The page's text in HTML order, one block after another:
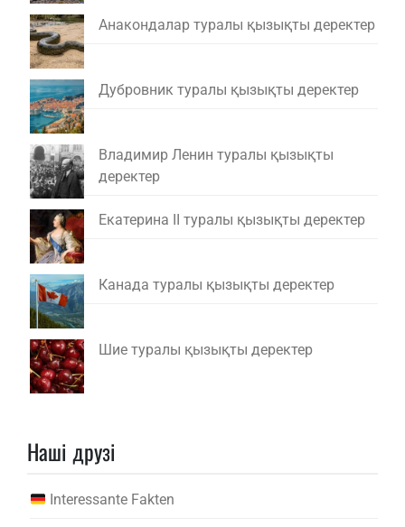
Анакондалар туралы қызықты деректер
Дубровник туралы қызықты деректер
Владимир Ленин туралы қызықты
деректер
Екатерина II туралы қызықты деректер
Канада туралы қызықты деректер
Шие туралы қызықты деректер
Наші друзі
Interessante Fakten